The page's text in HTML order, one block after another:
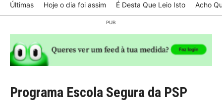
Últimas Hoje o dia foi assim É Desta Que Leio Isto Acho
Programa Escola Segura da PSP